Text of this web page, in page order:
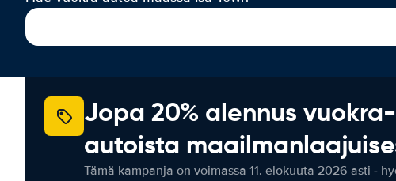
Jopa 20% alennus vuokra-
autoista
Tämä kampanja on voimassa 11. elokuuta 2026 asti -